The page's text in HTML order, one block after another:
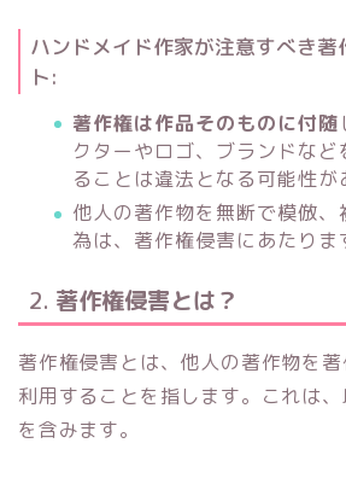
ハンドメイド作家が注意すべき著
ト:
著作権は作品そのものに付随
クターやロゴ、ブランドな
ることは違法となる可能性が
他人の著作物を無断で模倣
為は、著作権侵害にあたりま
2. 著作権侵害とは？
著作権侵害とは、他人の著作物を著
利用することを指します。これは
を含みます。